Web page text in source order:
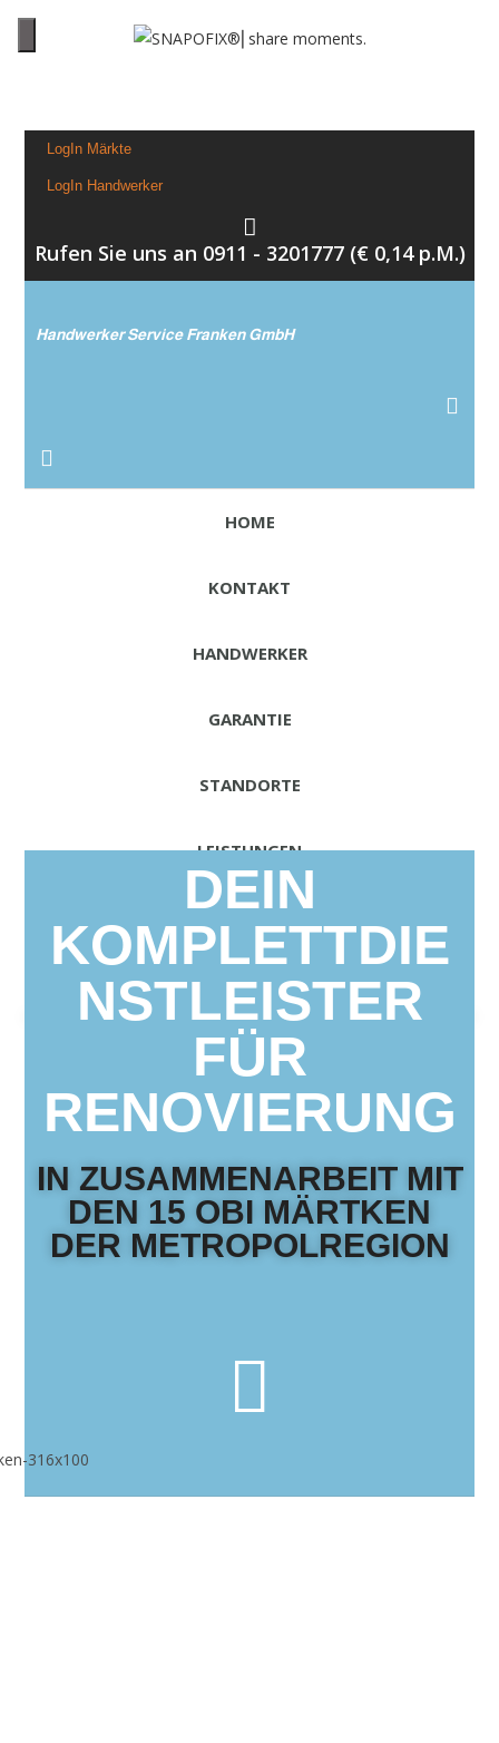
LogIn Märkte
LogIn Handwerker
Rufen Sie uns an 0911 - 3201777 (€ 0,14 p.M.)
Handwerker Service Franken GmbH
HOME
KONTAKT
HANDWERKER
GARANTIE
STANDORTE
LEISTUNGEN
REFERENZEN
DAS TEAM
DEIN
KOMPLETTDIE
NSTLEISTER
FÜR
RENOVIERUNG
IN ZUSAMMENARBEIT MIT
DEN 15 OBI MÄRTKEN
DER METROPOLREGION